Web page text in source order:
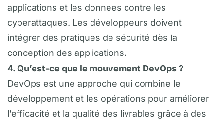
applications et les données contre les
cyberattaques. Les développeurs doivent
intégrer des pratiques de sécurité dès la
conception des applications.
4. Qu’est-ce que le mouvement DevOps ?
DevOps est une approche qui combine le
développement et les opérations pour améliorer
l’efficacité et la qualité des livrables grâce à des